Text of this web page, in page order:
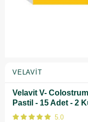
VELAVIT
Velavit V-
Pastil - 15 Adet - 2
5.0